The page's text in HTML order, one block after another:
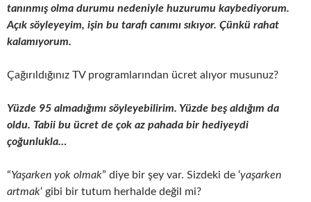
tanınmış olma durumu nedeniyle huzurumu kaybediyorum.
Açık söyleyeyim, işin bu tarafı canımı sıkıyor. Çünkü rahat
kalamıyorum.
Çağırıldığınız TV programlarından ücret alıyor musunuz?
Yüzde 95 almadığımı söyleyebilirim. Yüzde beş aldığım da
oldu. Tabii bu ücret de çok az pahada bir hediyeydi
çoğunlukla…
“Yaşarken yok olmak” diye bir şey var. Sizdeki de ‘yaşarken
artmak‘ gibi bir tutum herhalde değil mi?